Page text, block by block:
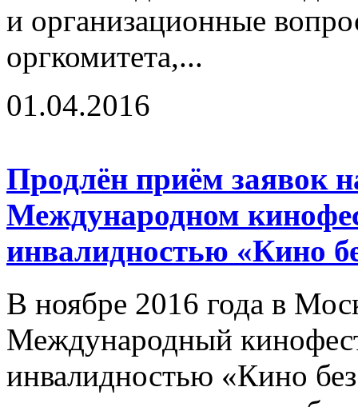
и организационные
оргкомитета,...
01.04.2016
Продлён приём заявок
Международном
инвалидностью «Кино
В ноябре 2016 года в
Международный
инвалидностью «Кино